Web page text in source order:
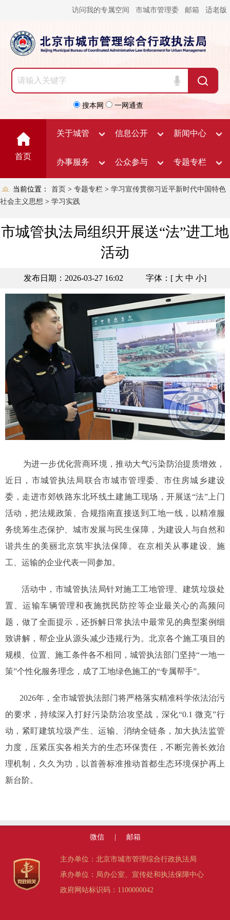
访问我的专属空间 市城市管理委 邮箱 适老版
搜本网 一网通查
首页
关于城管 信息公开 新闻中心
办事服务 公众参与 专题专栏
当前位置： 首页 > 专题专栏 > 学习宣传贯彻习近平新时代中国特色
社会主义思想 > 学习实践
市城管执法局组织开展送“法”进工地
活动
发布日期：2026-03-27 16:02 字体：[ 大 中 小]
为进一步优化营商环境，推动大气污染防治提质增效，
近日，市城管执法局联合市城市管理委、市住房城乡建设
委，走进市郊铁路东北环线土建施工现场，开展送“法”上门
活动，把法规政策、合规指南直接送到工地一线，以精准服
务统筹生态保护、城市发展与民生保障，为建设人与自然和
谐共生的美丽北京筑牢执法保障。在京相关从事建设、施
工、运输的企业代表一同参加。
活动中，市城管执法局针对施工工地管理、建筑垃圾处
置、运输车辆管理和夜施扰民防控等企业最关心的高频问
题，做了全面提示，还拆解日常执法中最常见的典型案例细
致讲解，帮企业从源头减少违规行为。北京各个施工项目的
规模、位置、施工条件各不相同，城管执法部门坚持“一地一
策”个性化服务理念，成了工地绿色施工的“专属帮手”。
2026年，全市城管执法部门将严格落实精准科学依法治污
的要求，持续深入打好污染防治攻坚战，深化“0.1 微克”行
动，紧盯建筑垃圾产生、运输、消纳全链条，加大执法监管
力度，压紧压实各相关方的生态环保责任，不断完善长效治
理机制，久久为功，以首善标准推动首都生态环境保护再上
新台阶。
微信 邮箱
主办单位：北京市城市管理综合行政执法局
承办单位：局办公室、宣传处和执法保障中心
政府网站标识码：1100000042